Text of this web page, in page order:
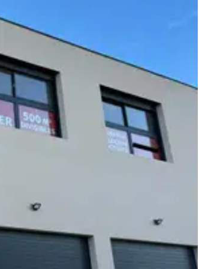
000 € Loyer : 1 000 € HT / mois Charges :
à exploiter, dans l'une des communes les
de recherche pour découvrir l'ensemble
également dans l'estimation de votre bien
rendez-vous avec un diagnostiqueur
immobiliers ?